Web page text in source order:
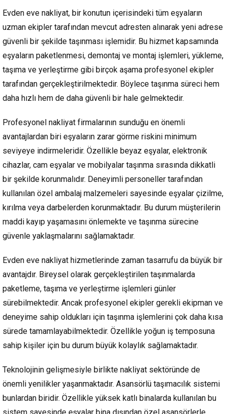
Evden eve nakliyat, bir konutun içerisindeki tüm eşyaların
uzman ekipler tarafından mevcut adresten alınarak yeni adrese
güvenli bir şekilde taşınması işlemidir. Bu hizmet kapsamında
eşyaların paketlenmesi, demontaj ve montaj işlemleri, yükleme,
taşıma ve yerleştirme gibi birçok aşama profesyonel ekipler
tarafından gerçekleştirilmektedir. Böylece taşınma süreci hem
daha hızlı hem de daha güvenli bir hale gelmektedir.
Profesyonel nakliyat firmalarının sunduğu en önemli
avantajlardan biri eşyaların zarar görme riskini minimum
seviyeye indirmeleridir. Özellikle beyaz eşyalar, elektronik
cihazlar, cam eşyalar ve mobilyalar taşınma sırasında dikkatli
bir şekilde korunmalıdır. Deneyimli personeller tarafından
kullanılan özel ambalaj malzemeleri sayesinde eşyalar çizilme,
kırılma veya darbelerden korunmaktadır. Bu durum müşterilerin
maddi kayıp yaşamasını önlemekte ve taşınma sürecine
güvenle yaklaşmalarını sağlamaktadır.
Evden eve nakliyat hizmetlerinde zaman tasarrufu da büyük bir
avantajdır. Bireysel olarak gerçekleştirilen taşınmalarda
paketleme, taşıma ve yerleştirme işlemleri günler
sürebilmektedir. Ancak profesyonel ekipler gerekli ekipman ve
deneyime sahip oldukları için taşınma işlemlerini çok daha kısa
sürede tamamlayabilmektedir. Özellikle yoğun iş temposuna
sahip kişiler için bu durum büyük kolaylık sağlamaktadır.
Teknolojinin gelişmesiyle birlikte nakliyat sektöründe de
önemli yenilikler yaşanmaktadır. Asansörlü taşımacılık sistemi
bunlardan biridir. Özellikle yüksek katlı binalarda kullanılan bu